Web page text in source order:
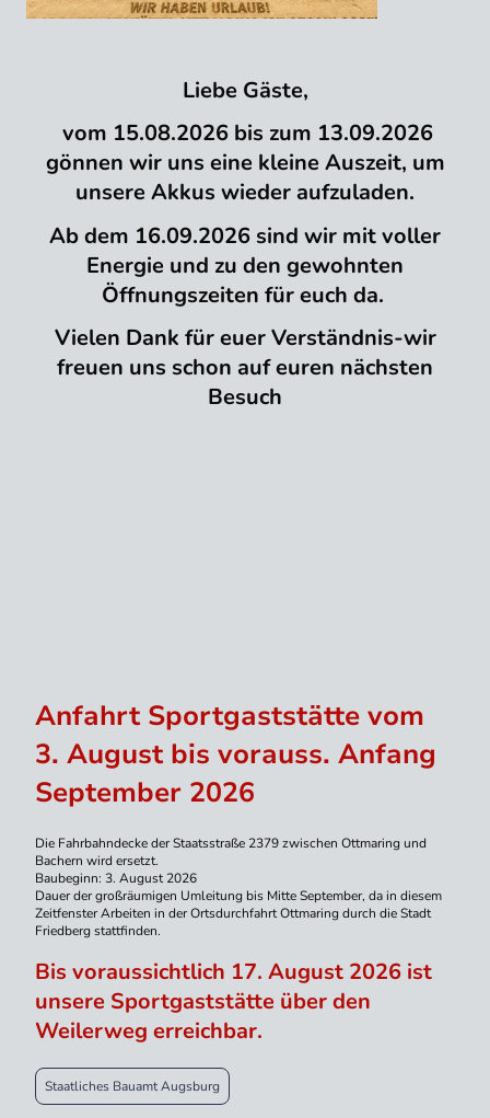
Liebe Gäste,
vom 15.08.2026 bis zum 13.09.2026
gönnen wir uns eine kleine Auszeit, um
unsere Akkus wieder aufzuladen.
Ab dem 16.09.2026 sind wir mit voller
Energie und zu den gewohnten
Öffnungszeiten für euch da.
Vielen Dank für euer Verständnis-wir
freuen uns schon auf euren nächsten
Besuch
Anfahrt Sportgaststätte vom
3. August bis vorauss. Anfang
September 2026
Die Fahrbahndecke der Staatsstraße 2379 zwischen Ottmaring und
Bachern wird ersetzt.
Baubeginn: 3. August 2026
Dauer der großräumigen Umleitung bis Mitte September, da in diesem
Zeitfenster Arbeiten in der Ortsdurchfahrt Ottmaring durch die Stadt
Friedberg stattfinden.
Bis voraussichtlich 17. August 2026 ist
unsere Sportgaststätte über den
Weilerweg erreichbar.
Staatliches Bauamt Augsburg